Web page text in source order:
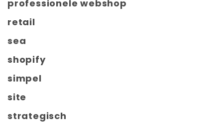
professionele webshop
retail
sea
shopify
simpel
site
strategisch